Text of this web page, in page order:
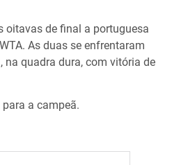
oitavas de final a portuguesa
As duas se enfrentaram
na quadra dura, com vitória de
a campeã.